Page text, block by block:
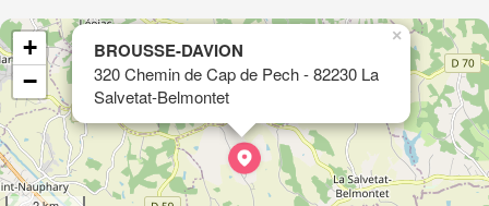
BROUSSE-DAVION
320 Chemin de Cap de Pech - 82230 La
Salvetat-Belmontet
×
+
−